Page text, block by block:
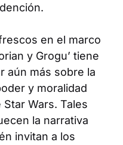
en el marco
y Grogu’ tiene
aún más sobre la
y moralidad
Wars. Tales
la narrativa
invitan a los